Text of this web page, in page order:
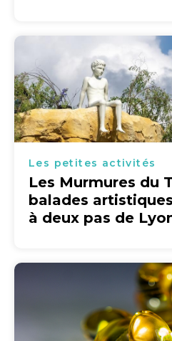
Les petites activités
Les Murmures du
balades
à deux pas de